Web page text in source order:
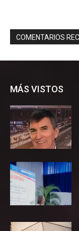
MÁS VISTOS